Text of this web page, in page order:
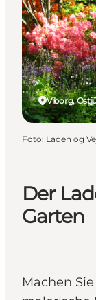
Städte
Transport
Der
Garten
Machen
Viborg,
Foto: Laden og